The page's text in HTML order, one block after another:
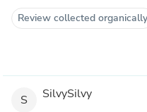
Review collected organically
S SilvySilvy